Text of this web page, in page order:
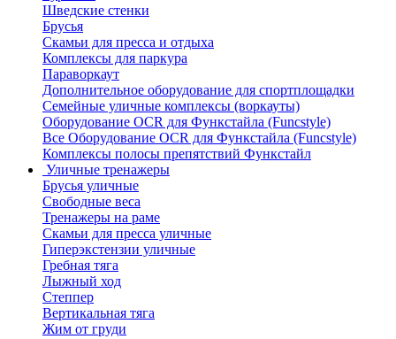
Шведские стенки
Брусья
Скамьи для пресса и отдыха
Комплексы для паркура
Параворкаут
Дополнительное оборудование для спортплощадки
Семейные уличные комплексы (воркауты)
Оборудование OCR для Функстайла (Funcstyle)
Все Оборудование OCR для Функстайла (Funcstyle)
Комплексы полосы препятствий Функстайл
Уличные тренажеры
Брусья уличные
Свободные веса
Тренажеры на раме
Скамьи для пресса уличные
Гиперэкстензии уличные
Гребная тяга
Лыжный ход
Степпер
Вертикальная тяга
Жим от груди